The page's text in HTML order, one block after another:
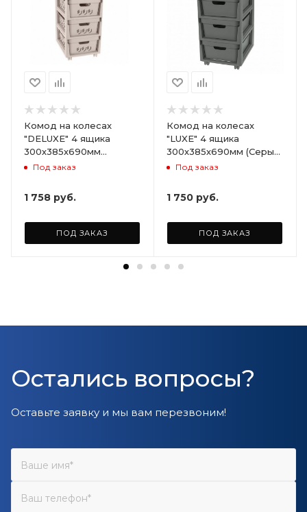
Комод на колесах
"DELUXE" 4 ящика
300х385х690мм
(Светло-бежевый)
Под заказ
1 758 руб.
ПОД ЗАКАЗ
Комод на колесах
"LUXE" 4 ящика
300х385х690мм (Серый)
ARD258086
Под заказ
1 750 руб.
ПОД ЗАКАЗ
Остались вопросы?
Оставьте заявку и мы вам перезвоним!